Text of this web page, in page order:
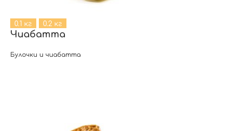
0.1 кг 0.2 кг
Чиабатта
Булочки и чиабатта